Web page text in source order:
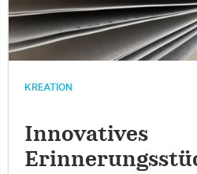
KREATION
Innovatives